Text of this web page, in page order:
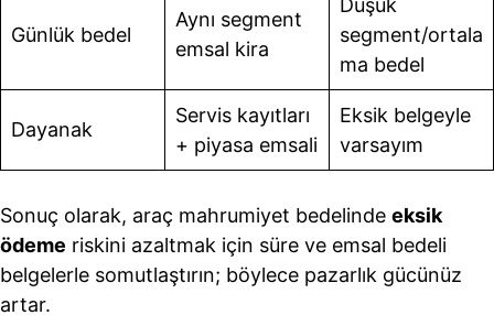
Günlük bedel
Aynı segment
emsal kira
Düşük
segment/ortala
ma bedel
Dayanak
Servis kayıtları
+ piyasa emsali
Eksik belgeyle
varsayım
Sonuç olarak, araç mahrumiyet bedelinde eksik
ödeme riskini azaltmak için süre ve emsal bedeli
belgelerle somutlaştırın; böylece pazarlık gücünüz
artar.